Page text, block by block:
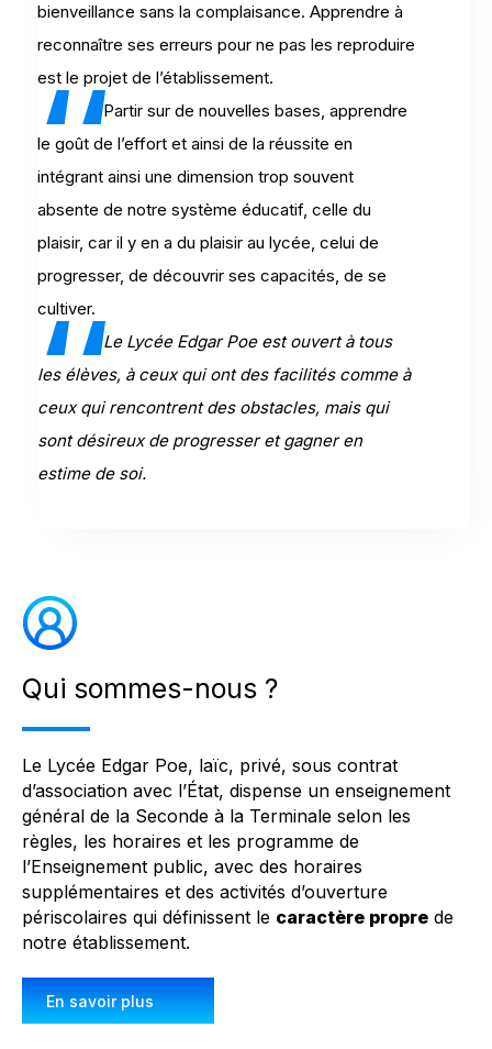
bienveillance sans la complaisance. Apprendre à
reconnaître ses erreurs pour ne pas les reproduire
est le projet de l’établissement.
Partir sur de nouvelles bases, apprendre
le goût de l’effort et ainsi de la réussite en
intégrant ainsi une dimension trop souvent
absente de notre système éducatif, celle du
plaisir, car il y en a du plaisir au lycée, celui de
progresser, de découvrir ses capacités, de se
cultiver.
Le Lycée Edgar Poe est ouvert à tous
les élèves, à ceux qui ont des facilités comme à
ceux qui rencontrent des obstacles, mais qui
sont désireux de progresser et gagner en
estime de soi.
Qui sommes-nous ?
Le Lycée Edgar Poe, laïc, privé, sous contrat
d’association avec l’État, dispense un enseignement
général de la Seconde à la Terminale selon les
règles, les horaires et les programme de
l’Enseignement public, avec des horaires
supplémentaires et des activités d’ouverture
périscolaires qui définissent le caractère propre de
notre établissement.
En savoir plus